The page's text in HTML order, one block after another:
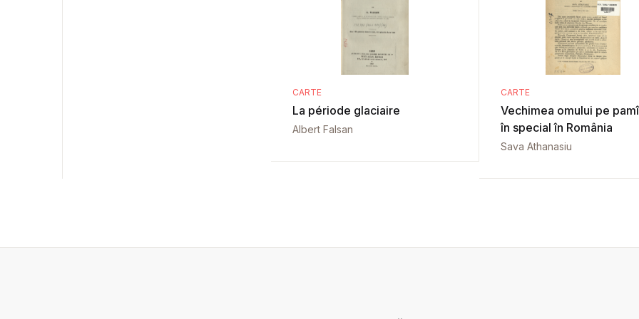
CARTE
La période glaciaire
Albert Falsan
CARTE
Vechimea omului pe
în special în România
Sava Athanasiu